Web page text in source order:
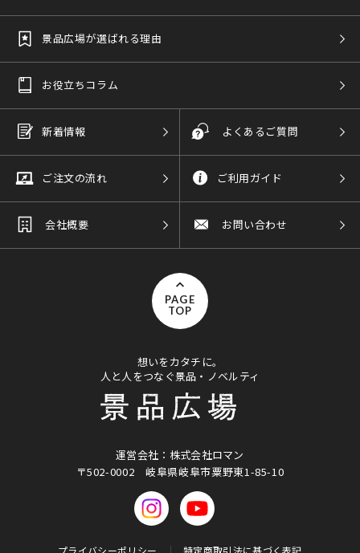
景品広場が選ばれる理由
お役立ちコラム
新着情報 よくあるご質問
ご注文の流れ ご利用ガイド
会社概要 お問い合わせ
PAGE
TOP
想いをカタチに。
人と人をつなぐ景品・ノベルティ
運営会社：株式会社ロマン
〒502-0002岐阜県岐阜市粟野東1-85-10
プライバシーポリシー 特定商取引法に基づく表記